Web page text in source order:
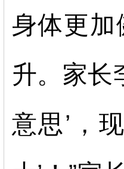
身体更
升。家长
意思’，